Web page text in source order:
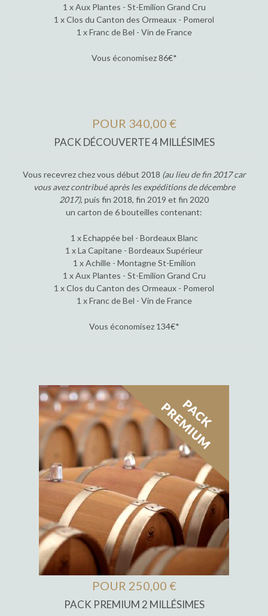
1 x Aux Plantes - St-Emilion Grand Cru
1 x Clos du Canton des Ormeaux - Pomerol
1 x Franc de Bel - Vin de France
Vous économisez 86€*
POUR 340,00 €
PACK DÉCOUVERTE 4 MILLÉSIMES
Vous recevrez chez vous début 2018 (au lieu de fin 2017 car
vous avez contribué après les expéditions de décembre
2017), puis fin 2018, fin 2019 et fin 2020
un carton de 6 bouteilles contenant:
1 x Echappée bel - Bordeaux Blanc
1 x La Capitane - Bordeaux Supérieur
1 x Achille - Montagne St-Emilion
1 x Aux Plantes - St-Emilion Grand Cru
1 x Clos du Canton des Ormeaux - Pomerol
1 x Franc de Bel - Vin de France
Vous économisez 134€*
POUR 250,00 €
PACK PREMIUM 2 MILLÉSIMES